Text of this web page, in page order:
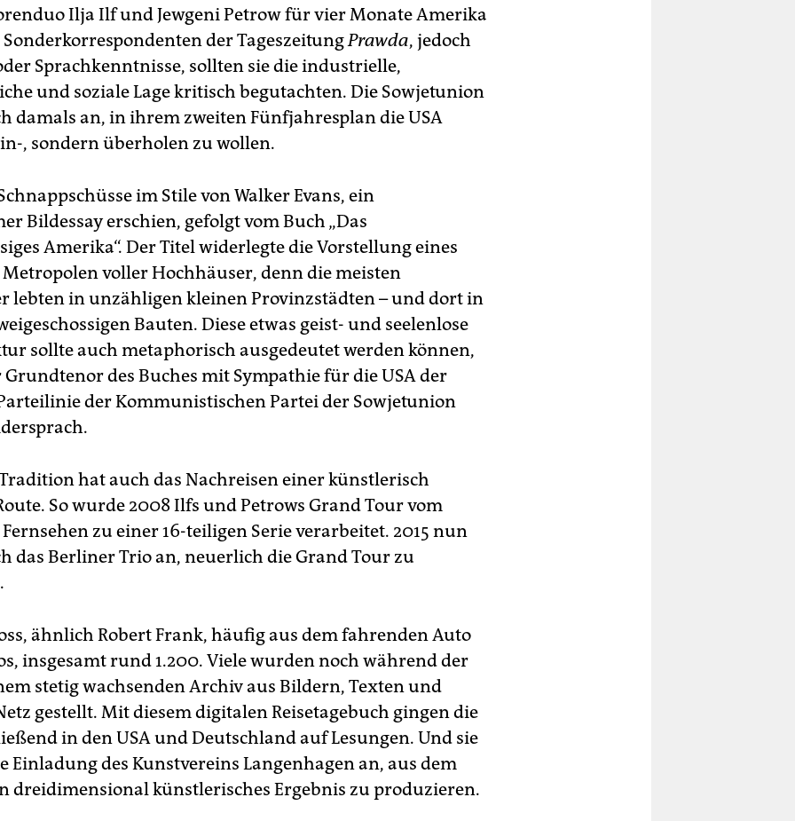
Ilja Ilf und Jewgeni Petrow für vier Monate Amerika
Sonderkorrespondenten der TageszeitungPrawda, jedoch
Sprachkenntnisse, sollten sie die industrielle,
und soziale Lage kritisch begutachten. Die Sowjetunion
damals an, in ihrem zweiten Fünfjahresplan die USA
, sondern überholen zu wollen.
im Stile von Walker Evans, ein
Bildessay erschien, gefolgt vom Buch „Das
Amerika“. Der Titel widerlegte die Vorstellung eines
Metropolen voller Hochhäuser, denn die meisten
lebten in unzähligen kleinen Provinzstädten – und dort in
Bauten. Diese etwas geist- und seelenlose
sollte auch metaphorisch ausgedeutet werden können,
des Buches mit Sympathie für die USA der
der Kommunistischen Partei der Sowjetunion
hat auch das Nachreisen einer künstlerisch
So wurde 2008 Ilfs und Petrows Grand Tour vom
zu einer 16-teiligen Serie verarbeitet. 2015 nun
das Berliner Trio an, neuerlich die Grand Tour zu
ähnlich Robert Frank, häufig aus dem fahrenden Auto
insgesamt rund 1.200. Viele wurden noch während der
stetig wachsenden Archiv aus Bildern, Texten und
gestellt. Mit diesem digitalen Reisetagebuch gingen die
in den USA und Deutschland auf Lesungen. Und sie
Einladung des Kunstvereins Langenhagen an, aus dem
dreidimensional künstlerisches Ergebnis zu produzieren.